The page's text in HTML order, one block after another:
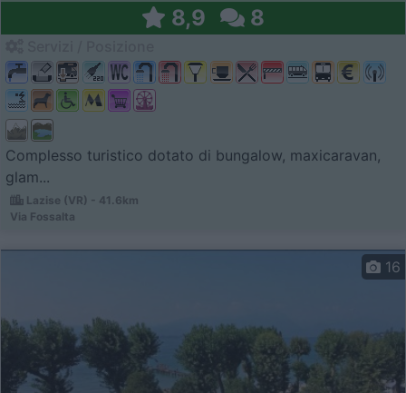
8,9 8
Complesso turistico dotato di bungalow, maxicaravan,
glam...
Lazise (VR) - 41.6km
Via Fossalta
16